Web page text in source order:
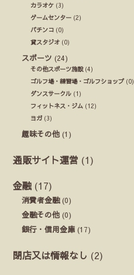
カラオケ (3)
ゲームセンター (2)
パチンコ (0)
貸スタジオ (0)
スポーツ (24)
その他スポーツ施設(4)
ゴルフ場・練習場・ゴルフショップ(0)
ダンスサークル (1)
フィットネス・ジム (12)
ヨガ (3)
趣味その他 (1)
通販サイト運営 (1)
金融 (17)
消費者金融(0)
金融その他 (0)
銀行・信用金庫 (17)
閉店又は情報なし (2)